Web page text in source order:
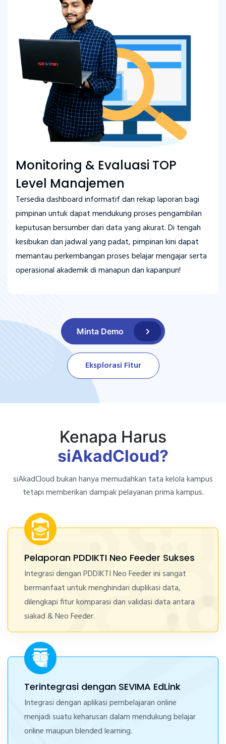
Monitoring & Evaluasi TOP
Level Manajemen
Tersedia dashboard informatif dan rekap laporan bagi
pimpinan untuk dapat mendukung proses pengambilan
keputusan bersumber dari data yang akurat. Di tengah
kesibukan dan jadwal yang padat, pimpinan kini dapat
memantau perkembangan proses belajar mengajar serta
operasional akademik di manapun dan kapanpun!
Minta Demo
Eksplorasi Fitur
Kenapa Harus
siAkadCloud?
siAkadCloud bukan hanya memudahkan tata kelola kampus
tetapi memberikan dampak pelayanan prima kampus.
Pelaporan PDDIKTI Neo Feeder Sukses
Integrasi dengan PDDIKTI Neo Feeder ini sangat
bermanfaat untuk menghindari duplikasi data,
dilengkapi fitur komparasi dan validasi data antara
siakad & Neo Feeder.
Terintegrasi dengan SEVIMA EdLink
Integrasi dengan aplikasi pembelajaran online
menjadi suatu keharusan dalam mendukung belajar
online maupun blended learning.